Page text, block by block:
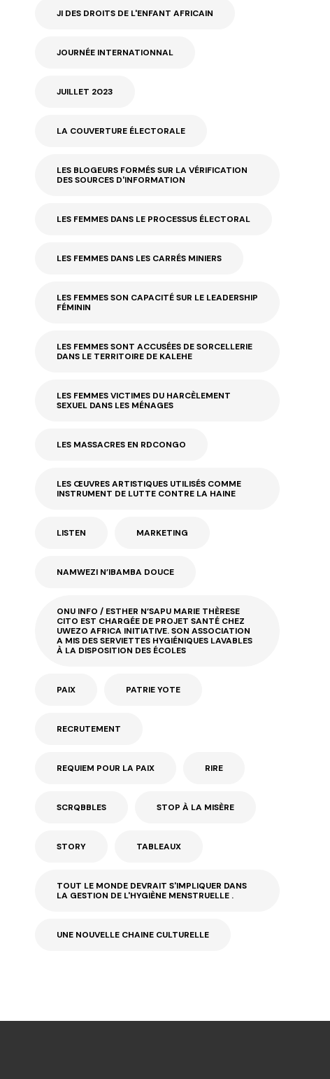
JI DES DROITS DE L'ENFANT AFRICAIN
JOURNÉE INTERNATIONNAL
JUILLET 2023
LA COUVERTURE ÉLECTORALE
LES BLOGEURS FORMÉS SUR LA VÉRIFICATION
DES SOURCES D'INFORMATION
LES FEMMES DANS LE PROCESSUS ÉLECTORAL
LES FEMMES DANS LES CARRÉS MINIERS
LES FEMMES SON CAPACITÉ SUR LE LEADERSHIP
FÉMININ
LES FEMMES SONT ACCUSÉES DE SORCELLERIE
DANS LE TERRITOIRE DE KALEHE
LES FEMMES VICTIMES DU HARCÈLEMENT
SEXUEL DANS LES MÉNAGES
LES MASSACRES EN RDCONGO
LES ŒUVRES ARTISTIQUES UTILISÉS COMME
INSTRUMENT DE LUTTE CONTRE LA HAINE
LISTEN MARKETING
NAMWEZI N’IBAMBA DOUCE
ONU INFO / ESTHER N’SAPU MARIE THÈRESE
CITO EST CHARGÉE DE PROJET SANTÉ CHEZ
UWEZO AFRICA INITIATIVE. SON ASSOCIATION
A MIS DES SERVIETTES HYGIÉNIQUES LAVABLES
À LA DISPOSITION DES ÉCOLES
PAIX PATRIE YOTE
RECRUTEMENT
REQUIEM POUR LA PAIX RIRE
SCRQBBLES STOP À LA MISÈRE
STORY TABLEAUX
TOUT LE MONDE DEVRAIT S'IMPLIQUER DANS
LA GESTION DE L'HYGIÈNE MENSTRUELLE .
UNE NOUVELLE CHAINE CULTURELLE